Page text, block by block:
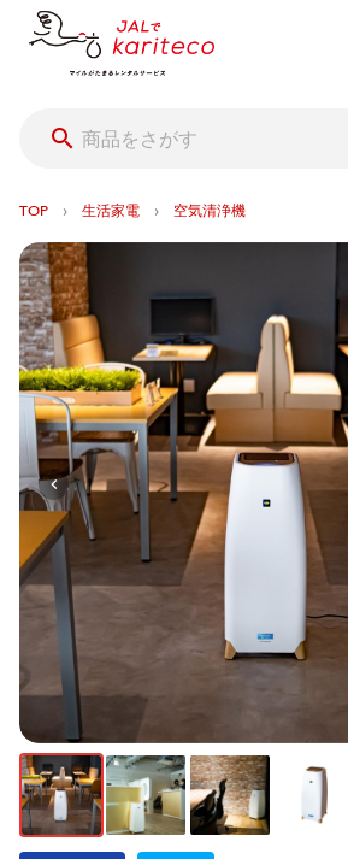
TOP › 生活家電 › 空気清浄機